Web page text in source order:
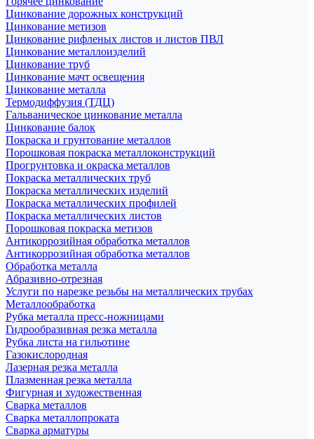
Цинкование дорожных конструкций
Цинкование метизов
Цинкование рифленых листов и листов ПВЛ
Цинкование металлоизделий
Цинкование труб
Цинкование мачт освещения
Цинкование металла
Термодиффузия (ТДЦ)
Гальваническое цинкование металла
Цинкование балок
Покраска и грунтование металлов
Порошковая покраска металлоконструкций
Прогрунтовка и окраска металлов
Покраска металлических труб
Покраска металлических изделий
Покраска металлических профилей
Покраска металлических листов
Порошковая покраска метизов
Антикоррозийная обработка металлов
Антикоррозийная обработка металлов
Обработка металла
Абразивно-отрезная
Услуги по нарезке резьбы на металлических трубах
Металлообработка
Рубка металла пресс-ножницами
Гидрообразивная резка металла
Рубка листа на гильотине
Газокислородная
Лазерная резка металла
Плазменная резка металла
Фигурная и художественная
Сварка металлов
Сварка металлопроката
Сварка арматуры